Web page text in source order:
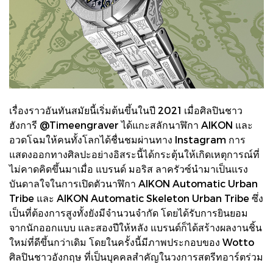
เรื่องราวอันทันสมัยนี้เริ่มต้นขึ้นในปี 2021 เมื่อศิลปินชาว
ฮังการี @Timeengraver ได้แกะสลักนาฬิกา AIKON และ
อวดโฉมให้คนทั้งโลกได้ชื่นชมผ่านทาง Instagram การ
แสดงออกทางศิลปะอย่างอิสระนี้ได้กระตุ้นให้เกิดเหตุการณ์ที่
ไม่คาดคิดขึ้นมาเมื่อ แบรนด์ มอริส ลาครัวซ์นำมาเป็นแรง
บันดาลใจในการเปิดตัวนาฬิกา AIKON Automatic Urban
Tribe และ AIKON Automatic Skeleton Urban Tribe ซึ่ง
เป็นที่ต้องการสูงทั้งยังมีจำนวนจำกัด โดยได้รับการยินยอม
จากนักออกแบบ และสองปีให้หลัง แบรนด์ก็ได้สร้างผลงานชิ้น
ใหม่ที่ดีขึ้นกว่าเดิม โดยในครั้งนี้มีภาพประกอบของ Wotto
ศิลปินชาวอังกฤษ ที่เป็นบุคคลสำคัญในวงการสตรีทอาร์ตร่วม